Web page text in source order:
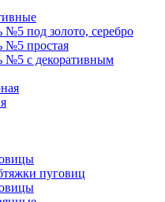
под золото, серебро
№5 простая
№5 с декоративным
пуговиц